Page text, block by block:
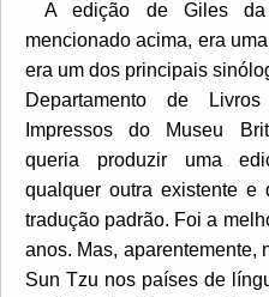
A edição de Giles
mencionado acima, era
era um dos principais
Departamento de
Impressos do Museu
queria produzir uma
qualquer outra existente e
tradução padrão. Foi a
anos. Mas, aparentemente,
Sun Tzu nos países de